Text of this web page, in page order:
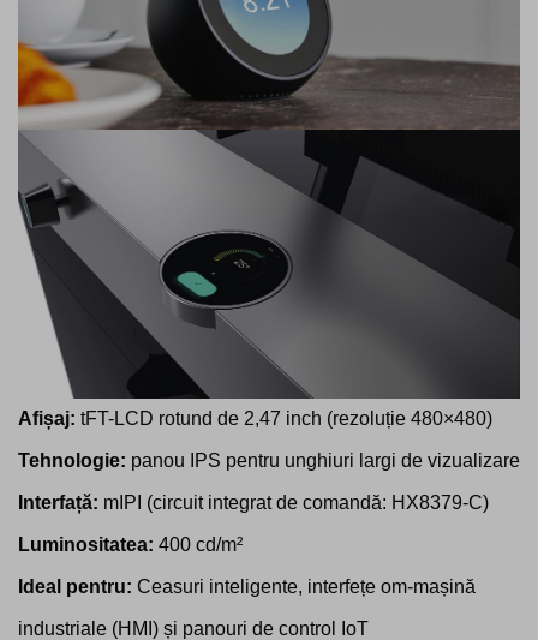
Afișaj: tFT-LCD rotund de 2,47 inch (rezoluție 480×480)
Tehnologie: panou IPS pentru unghiuri largi de vizualizare
Interfață: mIPI (circuit integrat de comandă: HX8379-C)
Luminositatea: 400 cd/m²
Ideal pentru: Ceasuri inteligente, interfețe om-mașină
industriale (HMI) și panouri de control IoT